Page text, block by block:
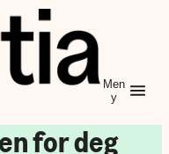
Men
y
for deg